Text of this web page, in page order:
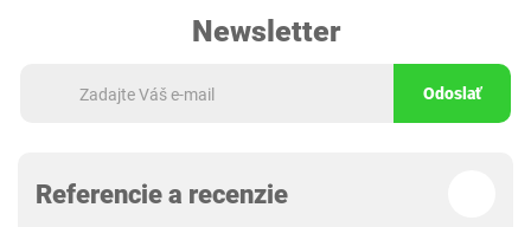
Newsletter
Odoslať
Referencie a recenzie